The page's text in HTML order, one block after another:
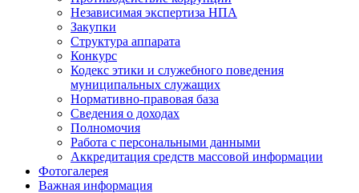
Независимая экспертиза НПА
Закупки
Структура аппарата
Конкурс
Кодекс этики и служебного поведения
муниципальных служащих
Нормативно-правовая база
Сведения о доходах
Полномочия
Работа с персональными данными
Аккредитация средств массовой информации
Фотогалерея
Важная информация